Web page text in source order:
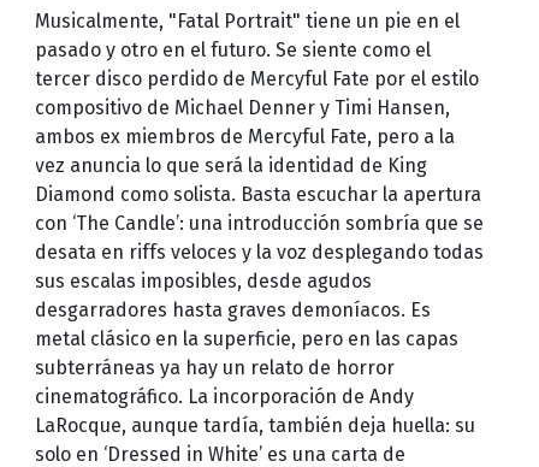
Musicalmente, "Fatal Portrait" tiene un pie en el
pasado y otro en el futuro. Se siente como el
tercer disco perdido de Mercyful Fate por el estilo
compositivo de Michael Denner y Timi Hansen,
ambos ex miembros de Mercyful Fate, pero a la
vez anuncia lo que será la identidad de King
Diamond como solista. Basta escuchar la apertura
con ‘The Candle’: una introducción sombría que se
desata en riffs veloces y la voz desplegando todas
sus escalas imposibles, desde agudos
desgarradores hasta graves demoníacos. Es
metal clásico en la superficie, pero en las capas
subterráneas ya hay un relato de horror
cinematográfico. La incorporación de Andy
LaRocque, aunque tardía, también deja huella: su
solo en ‘Dressed in White’ es una carta de